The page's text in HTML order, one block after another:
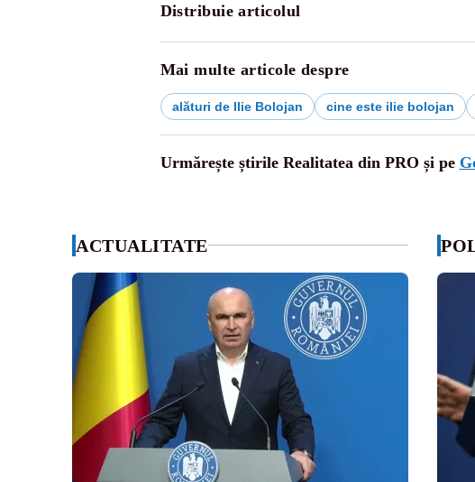
Distribuie articolul
Mai multe articole despre
alături de Ilie Bolojan cine este ilie bolojan
Urmărește știrile Realitatea din PRO și pe
ACTUALITATE